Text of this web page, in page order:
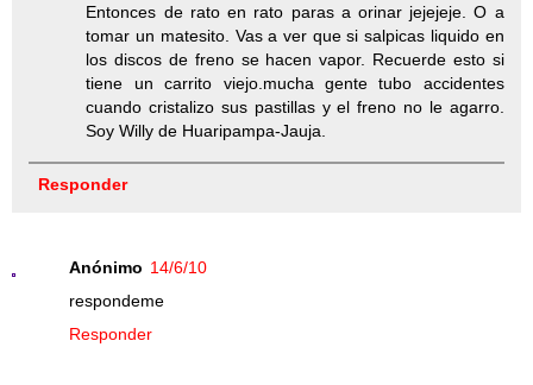
Entonces de rato en rato paras a orinar jejejeje. O a
tomar un matesito. Vas a ver que si salpicas liquido en
los discos de freno se hacen vapor. Recuerde esto si
tiene un carrito viejo.mucha gente tubo accidentes
cuando cristalizo sus pastillas y el freno no le agarro.
Soy Willy de Huaripampa-Jauja.
Responder
Anónimo 14/6/10
respondeme
Responder